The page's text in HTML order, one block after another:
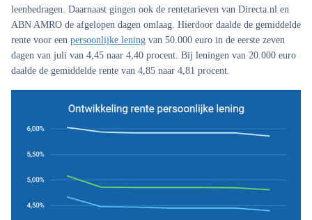
leenbedragen. Daarnaast gingen ook de rentetarieven van Directa.nl en
ABN AMRO de afgelopen dagen omlaag. Hierdoor daalde de gemiddelde
rente voor een persoonlijke lening van 50.000 euro in de eerste zeven
dagen van juli van 4,45 naar 4,40 procent. Bij leningen van 20.000 euro
daalde de gemiddelde rente van 4,85 naar 4,81 procent.